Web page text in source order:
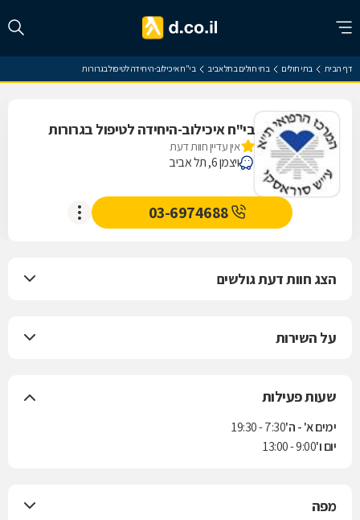
דף הבית בתי חולים בתי חולים בתל אביב בי"ח איכילוב-היחידה לטיפול בגרורות
בי"ח איכילוב-היחידה לטיפול בגרורות
אין עדיין חוות דעת
ויצמן 6, תל אביב
03-6974688
הצג חוות דעת גולשים
על השירות
שעות פעילות
ימים א' - ה'7:30 - 19:30
יום ו'9:00 - 13:00
מפה